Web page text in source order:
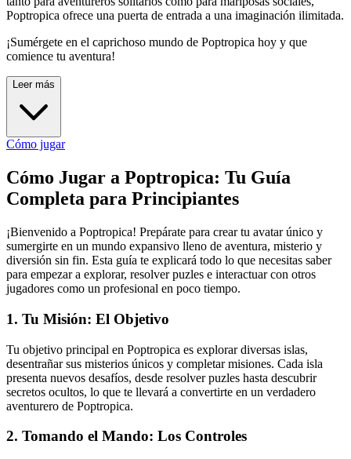
Poptropica ofrece una puerta de entrada a una imaginación ilimitada.
¡Sumérgete en el caprichoso mundo de Poptropica hoy y que
comience tu aventura!
Leer más
Cómo jugar
Cómo Jugar a Poptropica: Tu Guía
Completa para Principiantes
¡Bienvenido a Poptropica! Prepárate para crear tu avatar único y
sumergirte en un mundo expansivo lleno de aventura, misterio y
diversión sin fin. Esta guía te explicará todo lo que necesitas saber
para empezar a explorar, resolver puzles e interactuar con otros
jugadores como un profesional en poco tiempo.
1. Tu Misión: El Objetivo
Tu objetivo principal en Poptropica es explorar diversas islas,
desentrañar sus misterios únicos y completar misiones. Cada isla
presenta nuevos desafíos, desde resolver puzles hasta descubrir
secretos ocultos, lo que te llevará a convertirte en un verdadero
aventurero de Poptropica.
2. Tomando el Mando: Los Controles